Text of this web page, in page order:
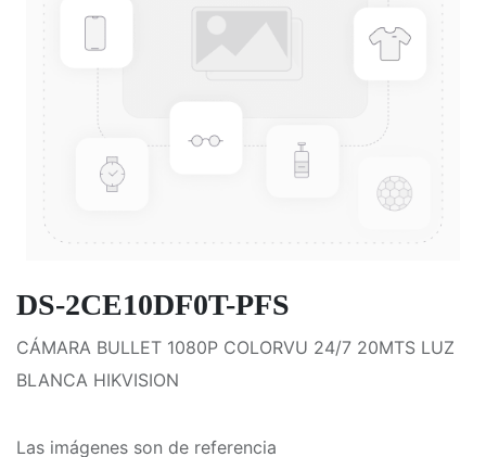
DS-2CE10DF0T-PFS
CÁMARA BULLET 1080P COLORVU 24/7 20MTS LUZ
BLANCA HIKVISION
Las imágenes son de referencia